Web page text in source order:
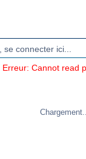
connecter ici...
Cannot read